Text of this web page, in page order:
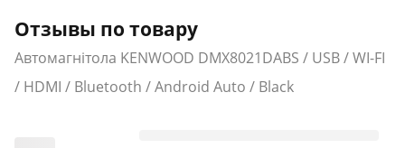
Отзывы по товару
Автомагнітола KENWOOD DMX8021DABS / USB / WI-FI
/ HDMI / Bluetooth / Android Auto / Black